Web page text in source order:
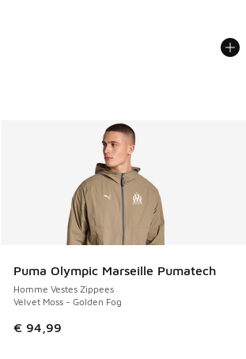
Puma Olympic Marseille Pumatech
Homme Vestes Zippees
Velvet Moss - Golden Fog
€ 94,99